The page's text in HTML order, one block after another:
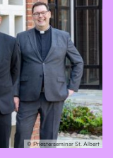
© Priesterseminar St. Albert